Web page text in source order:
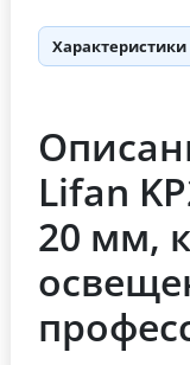
Характеристики
Lifan
20 мм,